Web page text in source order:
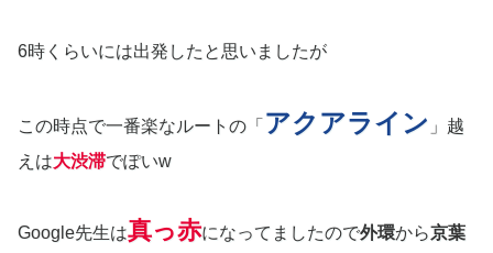
6時くらいには出発したと思いましたが
この時点で一番楽なルートの「 アクアライン 」越
えは大渋滞でぽいw
Google先生は真っ赤になってましたので外環から京葉